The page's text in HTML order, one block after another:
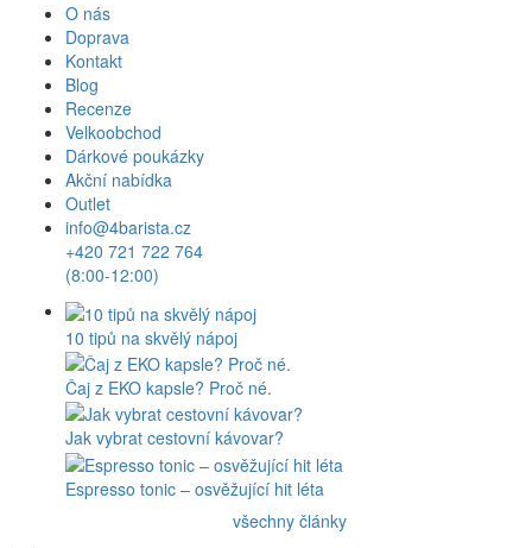
O nás
Doprava
Kontakt
Blog
Recenze
Velkoobchod
Dárkové poukázky
Akční nabídka
Outlet
info@4barista.cz
+420 721 722 764
(8:00-12:00)
10 tipů na skvělý nápoj
Čaj z EKO kapsle? Proč né.
Jak vybrat cestovní kávovar?
Espresso tonic – osvěžující hit léta
všechny články